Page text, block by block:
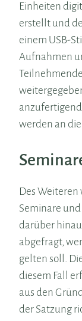
Einheiten
erstellt und
einem USB-
Aufnahmen
werden an
Des
Seminare
darüber
abgefragt,
gelten soll.
diesem Fall
aus den
der Satzung